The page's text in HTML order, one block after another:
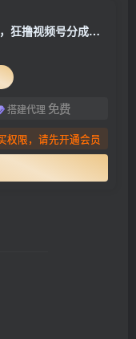
2026年利用AI工具一键生成武侠风视频，狂撸视频号分成计划收益，原创度高，画面好看，轻松日入500+
搭建代理 免费
权限，请先开通会员